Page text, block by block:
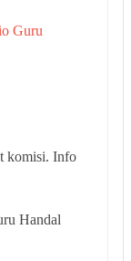
Guru
komisi. Info
Handal